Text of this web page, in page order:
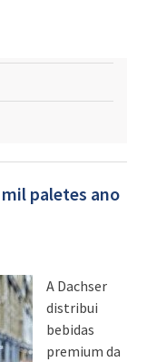
paletes ano
A Dachser
distribui
bebidas
premium da